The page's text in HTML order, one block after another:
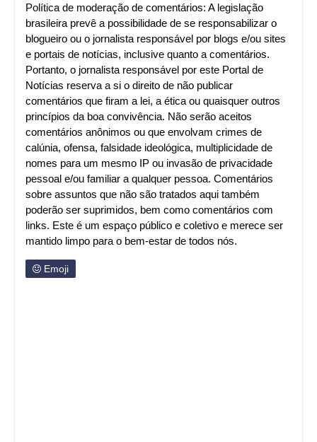
Política de moderação de comentários: A legislação
brasileira prevê a possibilidade de se responsabilizar o
blogueiro ou o jornalista responsável por blogs e/ou sites
e portais de notícias, inclusive quanto a comentários.
Portanto, o jornalista responsável por este Portal de
Notícias reserva a si o direito de não publicar
comentários que firam a lei, a ética ou quaisquer outros
princípios da boa convivência. Não serão aceitos
comentários anônimos ou que envolvam crimes de
calúnia, ofensa, falsidade ideológica, multiplicidade de
nomes para um mesmo IP ou invasão de privacidade
pessoal e/ou familiar a qualquer pessoa. Comentários
sobre assuntos que não são tratados aqui também
poderão ser suprimidos, bem como comentários com
links. Este é um espaço público e coletivo e merece ser
mantido limpo para o bem-estar de todos nós.
Emoji